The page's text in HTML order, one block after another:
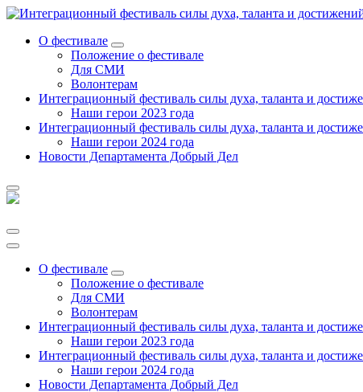
Перейти
содержанию
О фестивале
Положение о фестивале
Для СМИ
Волонтерам
Интеграционный фестиваль силы духа, таланта и
Наши герои 2023 года
Интеграционный фестиваль силы духа, таланта и
Наши герои 2024 года
Новости Департамента Добрый Дел
О фестивале
Положение о фестивале
Для СМИ
Волонтерам
Интеграционный фестиваль силы духа, таланта и
Наши герои 2023 года
Интеграционный фестиваль силы духа, таланта и
Наши герои 2024 года
Новости Департамента Добрый Дел